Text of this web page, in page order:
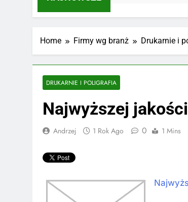
Home Firmy wg branż Drukarnie i
DRUKARNIE I POLIGRAFIA
Najwyższej
Andrzej 1 Rok Ago 0 1 Mins